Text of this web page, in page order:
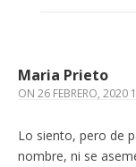
Maria Prieto
ON 26 FEBRERO, 2020
Lo siento, pero de
nombre, ni se